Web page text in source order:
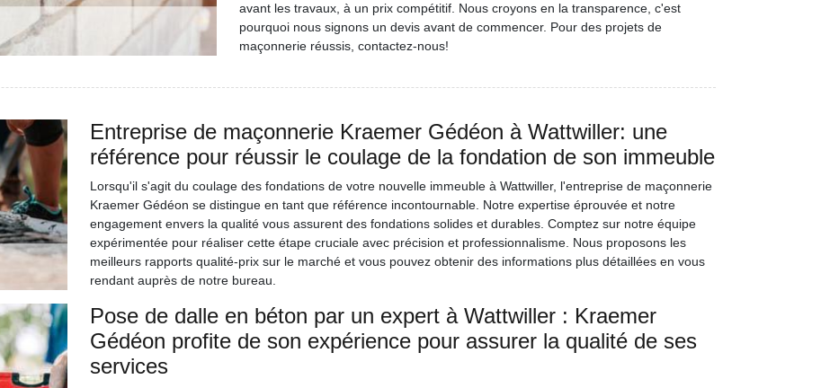
avant les travaux, à un prix compétitif. Nous croyons en la transparence, c'est
pourquoi nous signons un devis avant de commencer. Pour des projets de
maçonnerie réussis, contactez-nous!
Entreprise de maçonnerie Kraemer Gédéon à Wattwiller: une
référence pour réussir le coulage de la fondation de son immeuble
Lorsqu'il s'agit du coulage des fondations de votre nouvelle immeuble à Wattwiller, l'entreprise de maçonnerie
Kraemer Gédéon se distingue en tant que référence incontournable. Notre expertise éprouvée et notre
engagement envers la qualité vous assurent des fondations solides et durables. Comptez sur notre équipe
expérimentée pour réaliser cette étape cruciale avec précision et professionnalisme. Nous proposons les
meilleurs rapports qualité-prix sur le marché et vous pouvez obtenir des informations plus détaillées en vous
rendant auprès de notre bureau.
Pose de dalle en béton par un expert à Wattwiller : Kraemer
Gédéon profite de son expérience pour assurer la qualité de ses
services